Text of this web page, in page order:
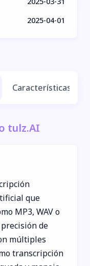
2025-04-01
Características y
tulz.AI
que
MP3, WAV o
de
múltiples
transcripción